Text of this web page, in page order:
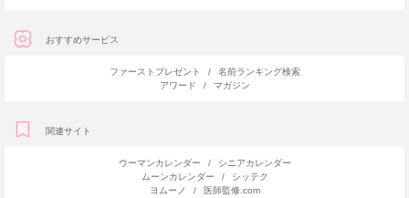
おすすめサービス
ファーストプレゼント /
名前ランキング検索
アワード
/ マガジン
関連サイト
ウーマンカレンダー /
シニアカレンダー
ムーンカレンダー
/
シッテク
ヨムーノ
/ 医師監修.com